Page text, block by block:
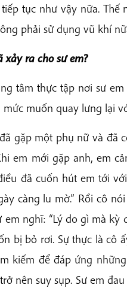
tục như vậy nữa.
phải sử dụng vũ khí
xảy ra cho sư em?
tâm thực tập nơi sư
muốn quay lưng lại
gặp một phụ nữ và đã
em mới gặp anh, em
đã cuốn hút em tới
càng lu mờ.” Rồi cô
em nghĩ: “Lý do gì mà
bị bỏ rơi. Sự thực là cô
kiếm để đáp ứng
nên suy sụp. Sư em